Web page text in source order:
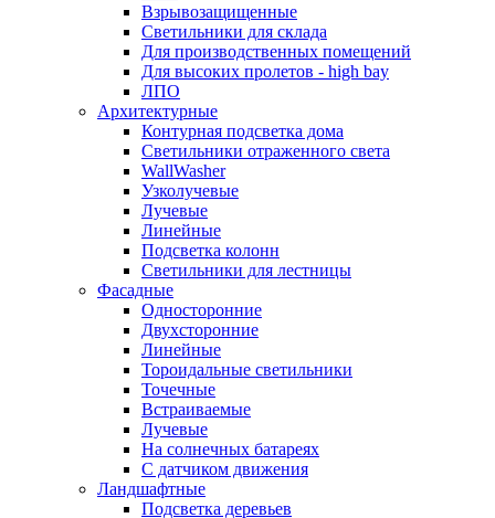
Взрывозащищенные
Светильники для склада
Для производственных помещений
Для высоких пролетов - high bay
ЛПО
Архитектурные
Контурная подсветка дома
Светильники отраженного света
WallWasher
Узколучевые
Лучевые
Линейные
Подсветка колонн
Светильники для лестницы
Фасадные
Односторонние
Двухсторонние
Линейные
Тороидальные светильники
Точечные
Встраиваемые
Лучевые
На солнечных батареях
С датчиком движения
Ландшафтные
Подсветка деревьев